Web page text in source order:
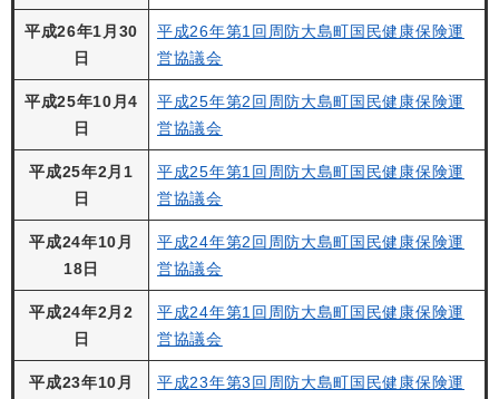
平成26年1月30
日
平成26年第1回周防大島町国民健康保険運
営協議会
平成25年10月4
日
平成25年第2回周防大島町国民健康保険運
営協議会
平成25年2月1
日
平成25年第1回周防大島町国民健康保険運
営協議会
平成24年10月
18日
平成24年第2回周防大島町国民健康保険運
営協議会
平成24年2月2
日
平成24年第1回周防大島町国民健康保険運
営協議会
平成23年10月
平成23年第3回周防大島町国民健康保険運